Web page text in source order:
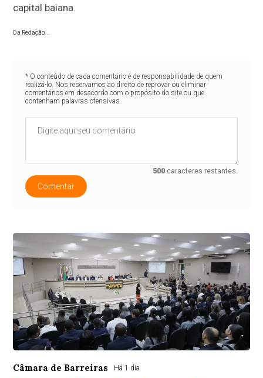
capital baiana.
Da Redação...
* O conteúdo de cada comentário é de responsabilidade de quem
realizá-lo. Nos reservamos ao direito de reprovar ou eliminar
comentários em desacordo com o propósito do site ou que
contenham palavras ofensivas.
500 caracteres restantes.
Comentar
Câmara de Barreiras Há 1 dia